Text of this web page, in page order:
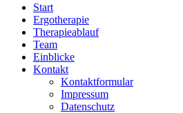
Start
Ergotherapie
Therapieablauf
Team
Einblicke
Kontakt
Kontaktformular
Impressum
Datenschutz